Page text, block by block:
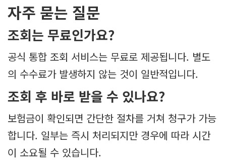
자주 묻는 질문
조회는 무료인가요?
공식 통합 조회 서비스는 무료로 제공됩니다. 별도
의 수수료가 발생하지 않는 것이 일반적입니다.
조회 후 바로 받을 수 있나요?
보험금이 확인되면 간단한 절차를 거쳐 청구가 가능
합니다. 일부는 즉시 처리되지만 경우에 따라 시간
이 소요될 수 있습니다.